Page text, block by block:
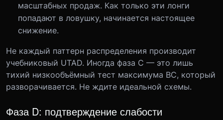
масштабных продаж. Как только эти лонги
попадают в ловушку, начинается настоящее
снижение.
Не каждый паттерн распределения производит
учебниковый UTAD. Иногда фаза C — это лишь
тихий низкообъёмный тест максимума BC, который
разворачивается. Не ждите идеальной схемы.
Фаза D: подтверждение слабости